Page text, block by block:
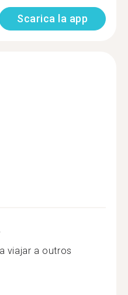
Scarica la app
viajar a outros